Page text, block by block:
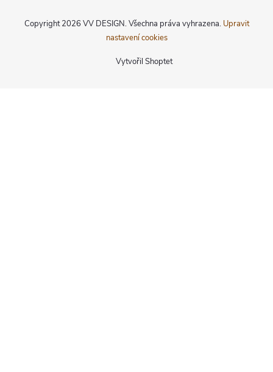
Vytvořil Shoptet
Copyright 2026 VV DESIGN. Všechna práva vyhrazena. Upravit
nastavení cookies